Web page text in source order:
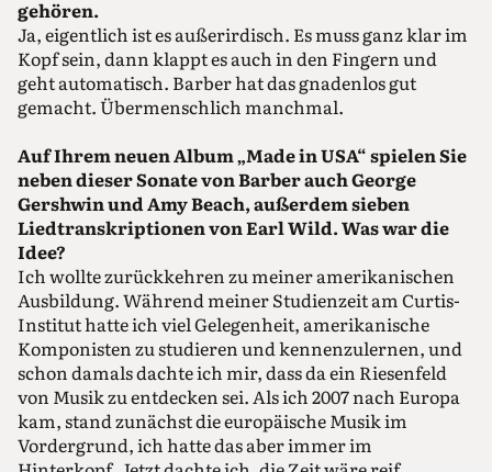
gehören.
Ja, eigentlich ist es außerirdisch. Es muss ganz klar im
Kopf sein, dann klappt es auch in den Fingern und
geht automatisch. Barber hat das gnadenlos gut
gemacht. Übermenschlich manchmal.
Auf Ihrem neuen Album „Made in USA“ spielen Sie
neben dieser Sonate von Barber auch George
Gershwin und Amy Beach, außerdem sieben
Liedtranskriptionen von Earl Wild. Was war die
Idee?
Ich wollte zurückkehren zu meiner amerikanischen
Ausbildung. Während meiner Studienzeit am Curtis-
Institut hatte ich viel Gelegenheit, amerikanische
Komponisten zu studieren und kennenzulernen, und
schon damals dachte ich mir, dass da ein Riesenfeld
von Musik zu entdecken sei. Als ich 2007 nach Europa
kam, stand zunächst die europäische Musik im
Vordergrund, ich hatte das aber immer im